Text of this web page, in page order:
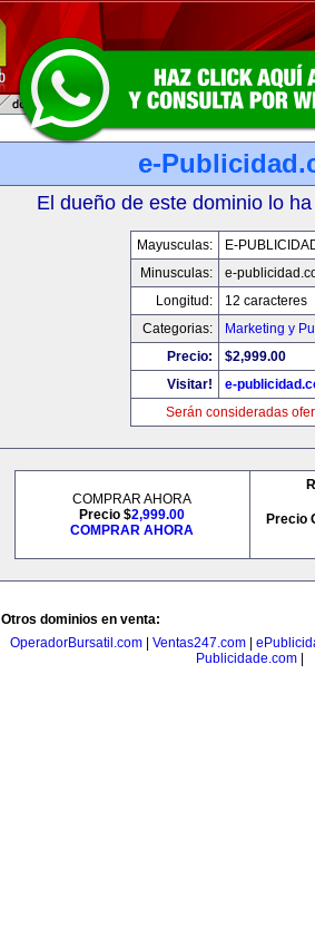
e-
El dueño de este dominio lo
Mayusculas:
E-
Minusculas:
e-
Longitud:
12 caracteres
Categorias:
Marketing y
Precio:
$2,999.00
Visitar!
e-
Serán consideradas
COMPRAR AHORA
Precio $2,999.00
COMPRAR AHORA
Precio
Otros dominios en venta:
OperadorBursatil.com
Ventas247.com
Publicidade.com|